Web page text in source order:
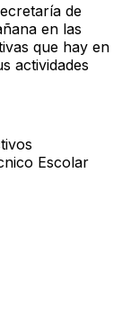
de
en las
que hay en
actividades
Escolar